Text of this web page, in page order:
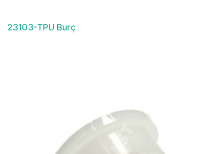
23103-TPU Burç